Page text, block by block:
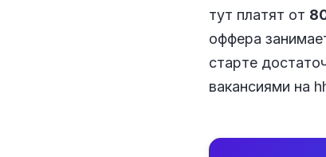
тут платят от
оффера
старте
вакансиями на